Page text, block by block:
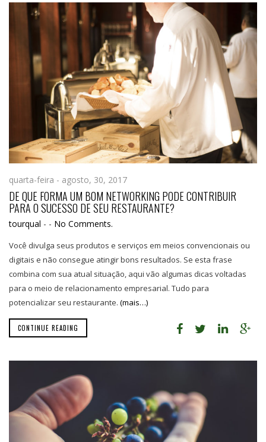
quarta-feira - agosto, 30, 2017
DE QUE FORMA UM BOM NETWORKING PODE CONTRIBUIR
PARA O SUCESSO DE SEU RESTAURANTE?
tourqual - - No Comments.
Você divulga seus produtos e serviços em meios convencionais ou
digitais e não consegue atingir bons resultados. Se esta frase
combina com sua atual situação, aqui vão algumas dicas voltadas
para o meio de relacionamento empresarial. Tudo para
potencializar seu restaurante. (mais…)
CONTINUE READING